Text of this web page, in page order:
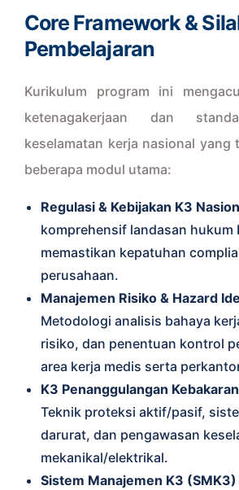
Core Framework &
Pembelajaran
Kurikulum program ini
ketenagakerjaan dan
keselamatan kerja nasional yang
beberapa modul utama:
Regulasi & Kebijakan K3
komprehensif landasan hukum
memastikan kepatuhan
perusahaan.
Manajemen Risiko & Hazard
Metodologi analisis bahaya
risiko, dan penentuan kontrol
area kerja medis serta
K3 Penanggulangan
Teknik proteksi aktif/pasif,
darurat, dan pengawasan
mekanikal/elektrikal.
Sistem Manajemen K3